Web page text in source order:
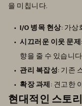
을 미칩니다.
I/O 병목 현상: 가상
시끄러운 이웃 문제
향을 줄 수 있습니
관리 복잡성: 기존
확장 과제: 견고한
현대적인 스토